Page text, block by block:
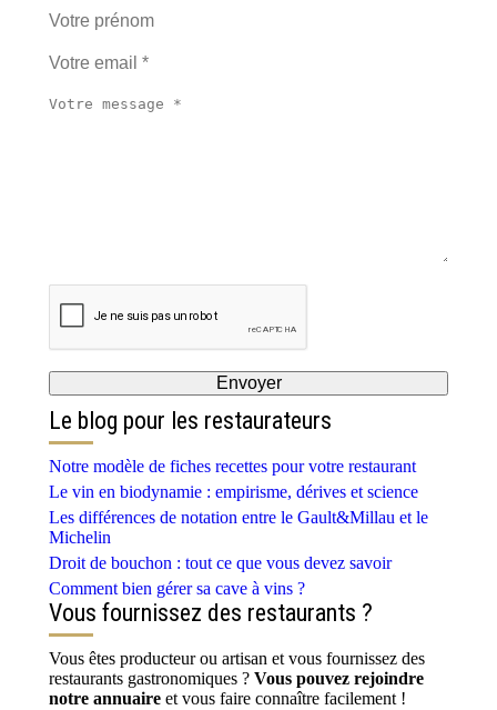
Le blog pour les restaurateurs
Notre modèle de fiches recettes pour votre restaurant
Le vin en biodynamie : empirisme, dérives et science
Les différences de notation entre le Gault&Millau et le
Michelin
Droit de bouchon : tout ce que vous devez savoir
Comment bien gérer sa cave à vins ?
Vous fournissez des restaurants ?
Vous êtes producteur ou artisan et vous fournissez des
restaurants gastronomiques ? Vous pouvez rejoindre
notre annuaire et vous faire connaître facilement !